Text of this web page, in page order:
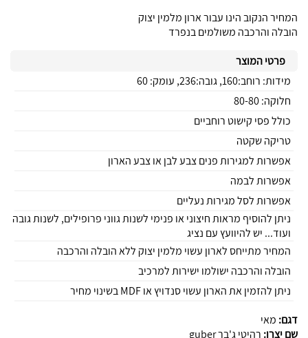
המחיר הנקוב הינו עבור ארון מלמין יצוק
הובלה והרכבה משולמים בנפרד
פרטי המוצר
מידות: רוחב:160, גובה:236, עומק: 60
חלוקה: 80-80
כולל פסי קישוט רוחביים
טריקה שקטה
אפשרות למגירות פנים צבע לבן או צבע הארון
אפשרות לבמה
אפשרות לסל מגירות נעליים
ניתן להוסיף מראות חיצוני או פנימי לשנות גווני פרופילים, לשנות גובה
ועוד... יש להיוועץ עם נציג
המחיר מתייחס לארון עשוי מלמין יצוק ללא הובלה והרכבה
הובלה והרכבה ישולמו ישירות למרכיב
ניתן להזמין את הארון עשוי סנדויץ או MDF בשינוי מחיר
דגם: מאי
שם יצרן: רהיטי ג'בר guber